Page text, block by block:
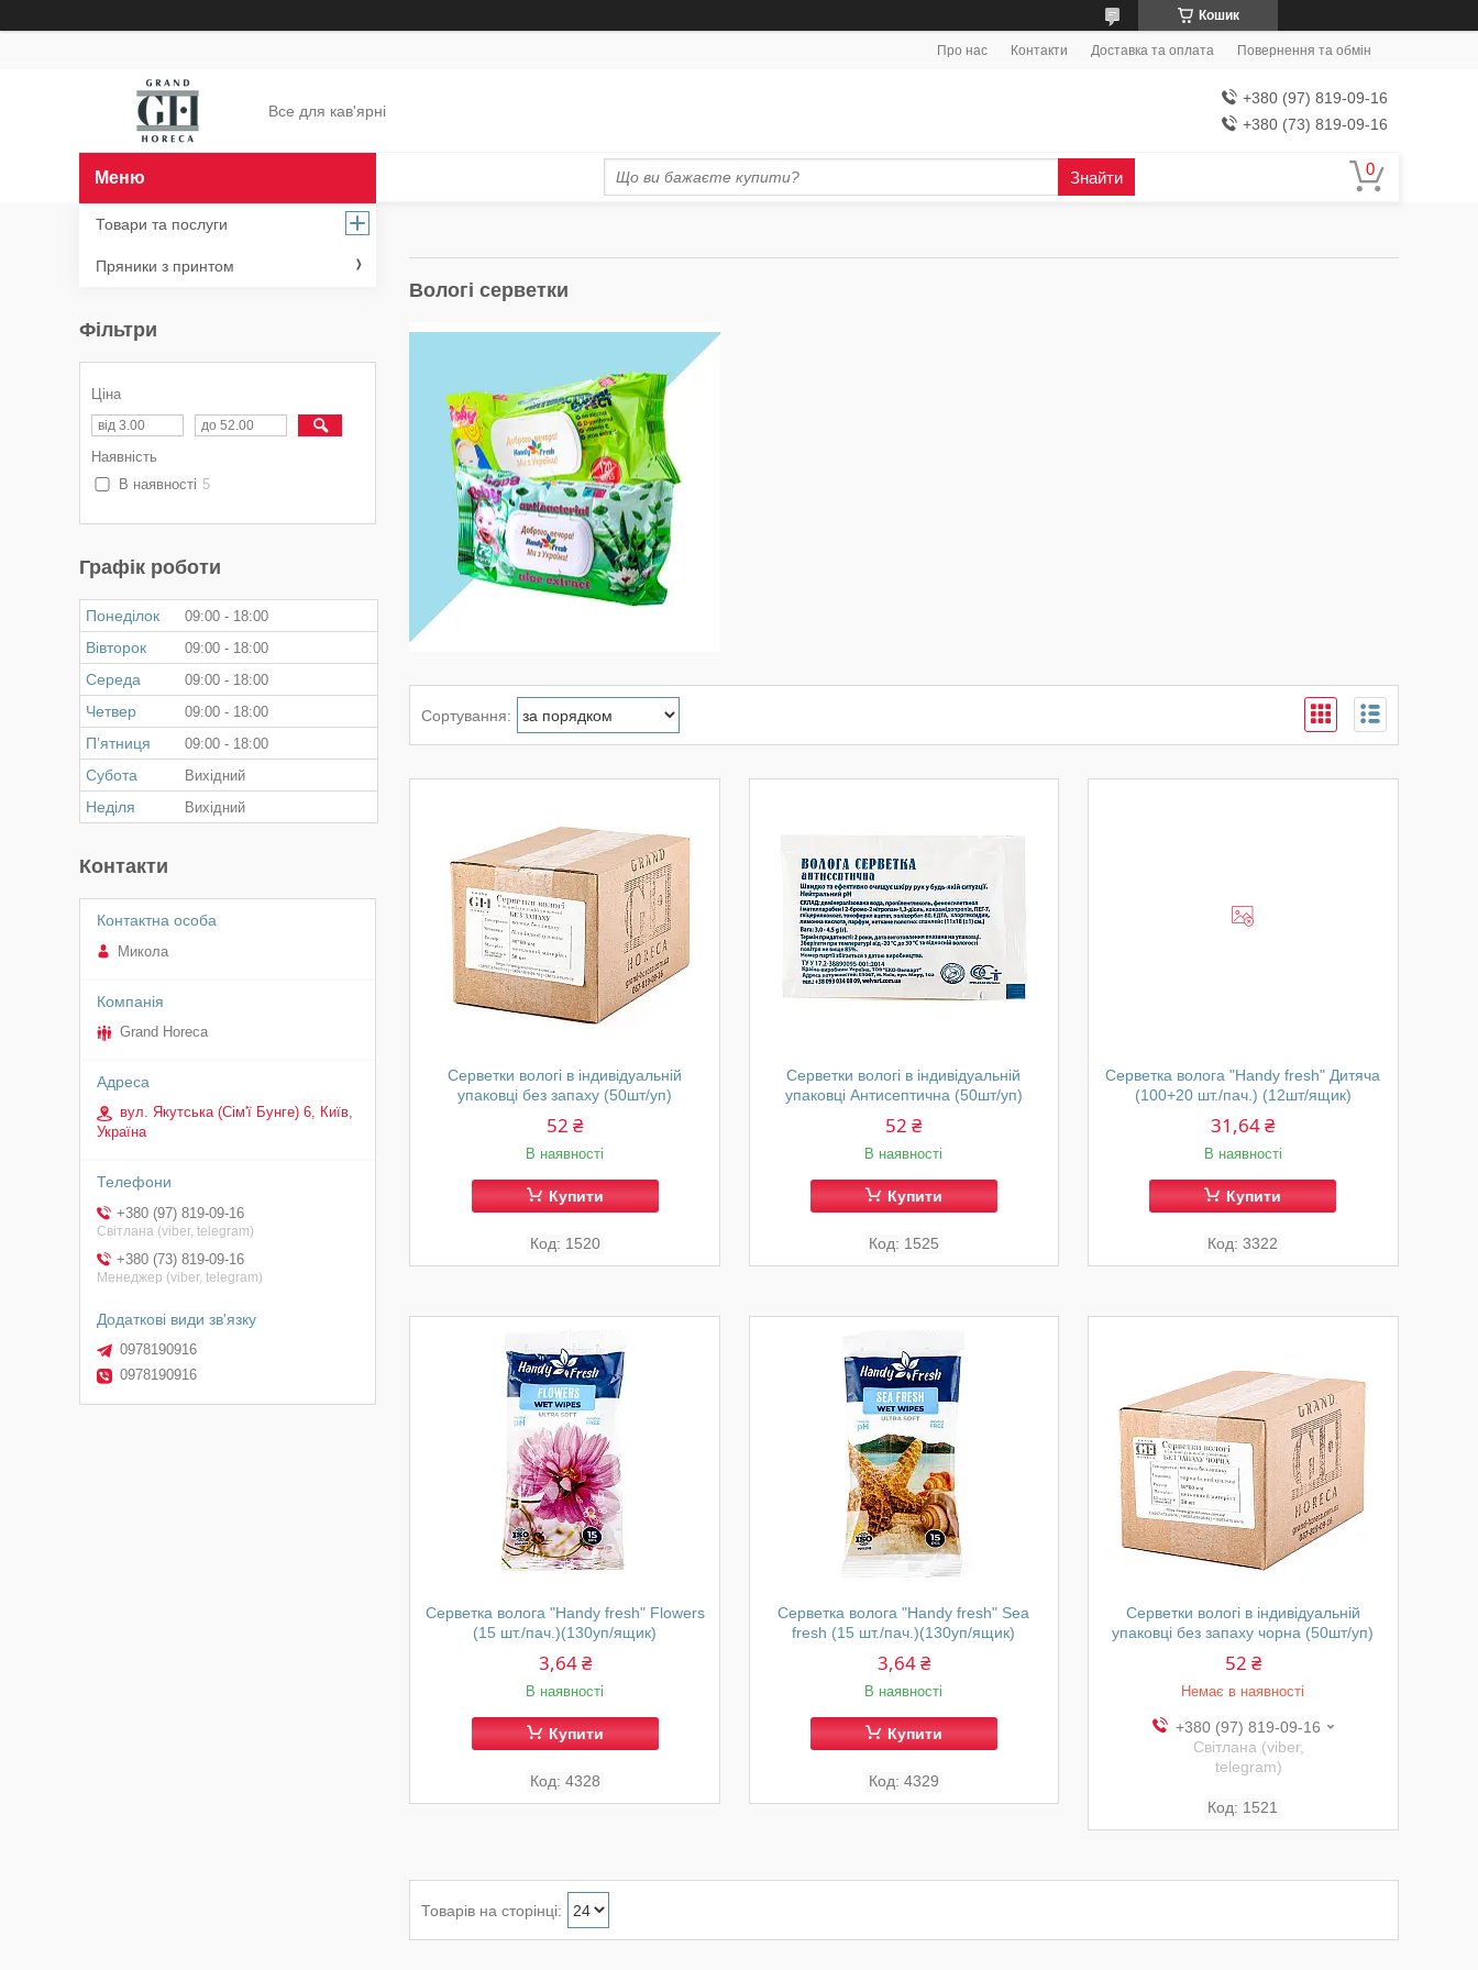
Кошик
Про нас Контакти Доставка та оплата Повернення та обмін
Все для кав'ярні
+380 (97) 819-09-16
+380 (73) 819-09-16
Знайти
Вологі серветки
Серветки вологі в індивідуальній
упаковці без запаху (50шт/уп)
52 ₴
В наявності
Купити
1520
Серветки вологі в індивідуальній
упаковці Антисептична (50шт/уп)
52 ₴
В наявності
Купити
1525
Серветка волога "Handy fresh" Дитяча
(100+20 шт./пач.) (12шт/ящик)
31,64 ₴
В наявності
Купити
3322
Серветка волога "Handy fresh" Flowers
(15 шт./пач.)(130уп/ящик)
3,64 ₴
В наявності
Купити
4328
Серветка волога "Handy fresh" Sea
fresh (15 шт./пач.)(130уп/ящик)
3,64 ₴
В наявності
Купити
4329
Серветки вологі в індивідуальній
упаковці без запаху чорна (50шт/уп)
52 ₴
Немає в наявності
+380 (97) 819-09-16
Світлана (viber,
telegram)
1521
Товари та послуги
Пряники з принтом
Фільтри
Ціна
Наявність
В наявності 5
Графік роботи
Понеділок 09:00 18:00
Вівторок 09:00 18:00
Середа 09:00 18:00
Четвер 09:00 18:00
Пʼятниця 09:00 18:00
Субота Вихідний
Неділя Вихідний
Контакти
Микола
Grand Horeca
вул. Якутська (Сім'ї Бунге) 6, Київ,
Україна
+380 (97) 819-09-16
Світлана (viber, telegram)
+380 (73) 819-09-16
Менеджер (viber, telegram)
0978190916
0978190916